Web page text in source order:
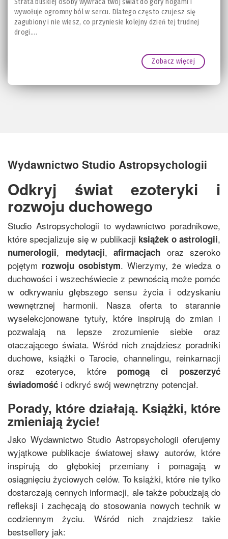
Strata bliskiej osoby wywraca twój świat do góry nogami i
wywołuje ogromny ból w sercu. Dlatego często czujesz się
zagubiony i nie wiesz, co przyniesie kolejny dzień tej trudnej
drogi....
Zobacz więcej
Wydawnictwo Studio Astropsychologii
Odkryj świat ezoteryki i
rozwoju duchowego
Studio Astropsychologii to wydawnictwo poradnikowe,
które specjalizuje się w publikacji książek oastrologii,
numerologii, medytacji, afirmacjach oraz szeroko
pojętym rozwoju osobistym. Wierzymy, że wiedza o
duchowości i wszechświecie z pewnością może pomóc
w odkrywaniu głębszego sensu życia i odzyskaniu
wewnętrznej harmonii. Nasza oferta to starannie
wyselekcjonowane tytuły, które inspirują do zmian i
pozwalają na lepsze zrozumienie siebie oraz
otaczającego świata. Wśród nich znajdziesz poradniki
duchowe, książki o Tarocie, channelingu, reinkarnacji
oraz ezoteryce, które pomogą ci poszerzyć
świadomość i odkryć swój wewnętrzny potencjał.
Porady, które działają. Książki, które
zmieniają życie!
Jako Wydawnictwo Studio Astropsychologii oferujemy
wyjątkowe publikacje światowej sławy autorów, które
inspirują do głębokiej przemiany i pomagają w
osiągnięciu życiowych celów. To książki, które nie tylko
dostarczają cennych informacji, ale także pobudzają do
refleksji i zachęcają do stosowania nowych technik w
codziennym życiu. Wśród nich znajdziesz takie
bestsellery jak: